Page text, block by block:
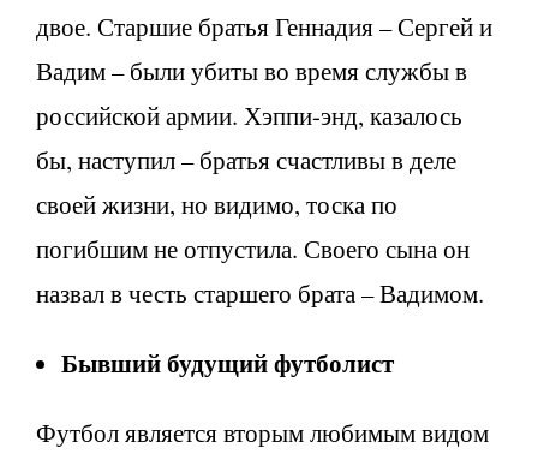
двое. Старшие братья Геннадия – Сергей и
Вадим – были убиты во время службы в
российской армии. Хэппи-энд, казалось
бы, наступил – братья счастливы в деле
своей жизни, но видимо, тоска по
погибшим не отпустила. Своего сына он
назвал в честь старшего брата – Вадимом.
Бывший будущий футболист
Футбол является вторым любимым видом